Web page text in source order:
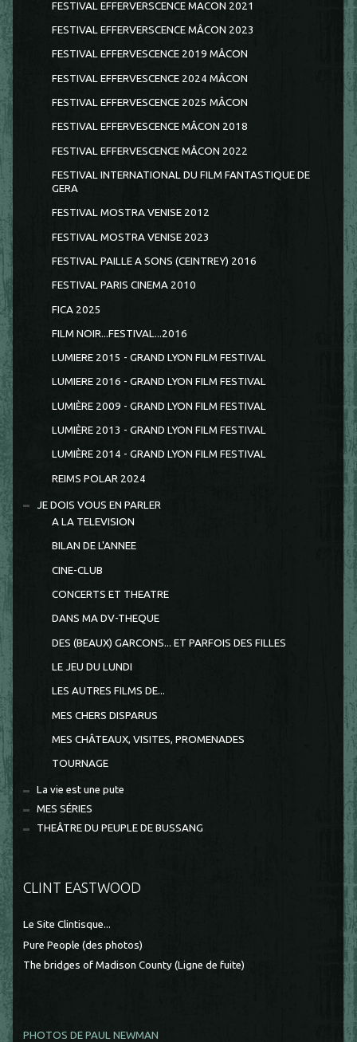
FESTIVAL EFFERVERSCENCE MACON 2021
FESTIVAL EFFERVERSCENCE MÂCON 2023
FESTIVAL EFFERVESCENCE 2019 MÂCON
FESTIVAL EFFERVESCENCE 2024 MÂCON
FESTIVAL EFFERVESCENCE 2025 MÂCON
FESTIVAL EFFERVESCENCE MÂCON 2018
FESTIVAL EFFERVESCENCE MÂCON 2022
FESTIVAL INTERNATIONAL DU FILM FANTASTIQUE DE
GERA
FESTIVAL MOSTRA VENISE 2012
FESTIVAL MOSTRA VENISE 2023
FESTIVAL PAILLE A SONS (CEINTREY) 2016
FESTIVAL PARIS CINEMA 2010
FICA 2025
FILM NOIR...FESTIVAL...2016
LUMIERE 2015 - GRAND LYON FILM FESTIVAL
LUMIERE 2016 - GRAND LYON FILM FESTIVAL
LUMIÈRE 2009 - GRAND LYON FILM FESTIVAL
LUMIÈRE 2013 - GRAND LYON FILM FESTIVAL
LUMIÈRE 2014 - GRAND LYON FILM FESTIVAL
REIMS POLAR 2024
JE DOIS VOUS EN PARLER
A LA TELEVISION
BILAN DE L'ANNEE
CINE-CLUB
CONCERTS ET THEATRE
DANS MA DV-THEQUE
DES (BEAUX) GARCONS... ET PARFOIS DES FILLES
LE JEU DU LUNDI
LES AUTRES FILMS DE...
MES CHERS DISPARUS
MES CHÂTEAUX, VISITES, PROMENADES
TOURNAGE
La vie est une pute
MES SÉRIES
THEÂTRE DU PEUPLE DE BUSSANG
CLINT EASTWOOD
Le Site Clintisque...
Pure People (des photos)
The bridges of Madison County (Ligne de fuite)
PHOTOS DE PAUL NEWMAN